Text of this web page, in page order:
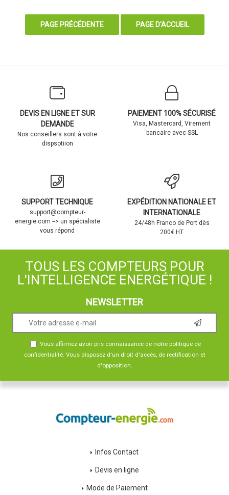
DEVIS EN LIGNE ET SUR
DEMANDE
Nos conseillers sont à votre
dispsotiion
PAIEMENT 100% SÉCURISÉ
Visa, Mastercard, Virement
bancaire avec SSL
SUPPORT TECHNIQUE
support@compteur-
energie.com --> un spécialiste
vous répond
EXPÉDITION NATIONALE ET
INTERNATIONALE
24/48h Franco de Port dès
200€ HT
TOUS LES COMPTEURS POUR
L'INTELLIGENCE ENERGÉTIQUE !
NEWSLETTER
Vous affirmez avoir pris connaissance de notre politique de
confidentialité. Vous disposez d'un droit d'accès, de rectification et
d'opposition.
Infos Contact
Devis en ligne
Mode de Paiement